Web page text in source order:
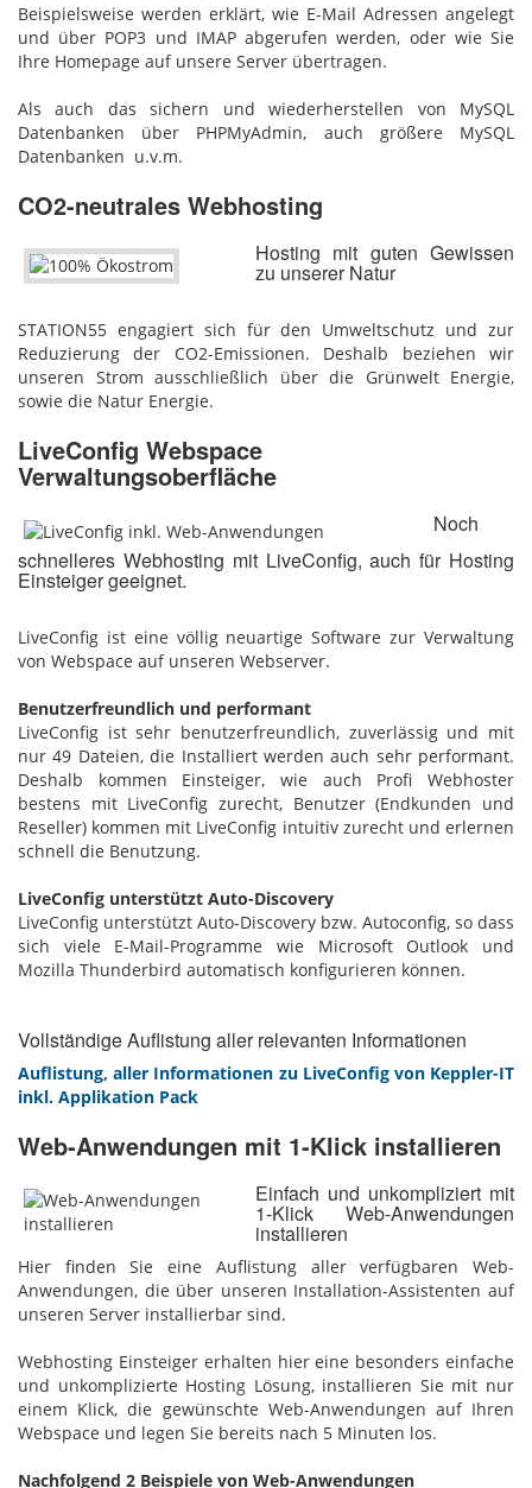
Beispielsweise werden erklärt, wie E-Mail Adressen angelegt
und über POP3 und IMAP abgerufen werden, oder wie Sie
Ihre Homepage auf unsere Server übertragen.
Als auch das sichern und wiederherstellen von MySQL
Datenbanken über PHPMyAdmin, auch größere MySQL
Datenbanken u.v.m.
CO2-neutrales Webhosting
Hosting mit guten Gewissen
zu unserer Natur
STATION55 engagiert sich für den Umweltschutz und zur
Reduzierung der CO2-Emissionen. Deshalb beziehen wir
unseren Strom ausschließlich über die Grünwelt Energie,
sowie die Natur Energie.
LiveConfig Webspace
Verwaltungsoberfläche
Noch
schnelleres Webhosting mit LiveConfig, auch für Hosting
Einsteiger geeignet.
LiveConfig ist eine völlig neuartige Software zur Verwaltung
von Webspace auf unseren Webserver.
Benutzerfreundlich und performant
LiveConfig ist sehr benutzerfreundlich, zuverlässig und mit
nur 49 Dateien, die Installiert werden auch sehr performant.
Deshalb kommen Einsteiger, wie auch Profi Webhoster
bestens mit LiveConfig zurecht, Benutzer (Endkunden und
Reseller) kommen mit LiveConfig intuitiv zurecht und erlernen
schnell die Benutzung.
LiveConfig unterstützt Auto-Discovery
LiveConfig unterstützt Auto-Discovery bzw. Autoconfig, so dass
sich viele E-Mail-Programme wie Microsoft Outlook und
Mozilla Thunderbird automatisch konfigurieren können.
Vollständige Auflistung aller relevanten Informationen
Auflistung, aller Informationen zu LiveConfig von Keppler-IT
inkl. Applikation Pack
Web-Anwendungen mit 1-Klick installieren
Einfach und unkompliziert mit
1-Klick Web-Anwendungen
installieren
Hier finden Sie eine Auflistung aller verfügbaren Web-
Anwendungen, die über unseren Installation-Assistenten auf
unseren Server installierbar sind.
Webhosting Einsteiger erhalten hier eine besonders einfache
und unkomplizierte Hosting Lösung, installieren Sie mit nur
einem Klick, die gewünschte Web-Anwendungen auf Ihren
Webspace und legen Sie bereits nach 5 Minuten los.
Nachfolgend 2 Beispiele von Web-Anwendungen